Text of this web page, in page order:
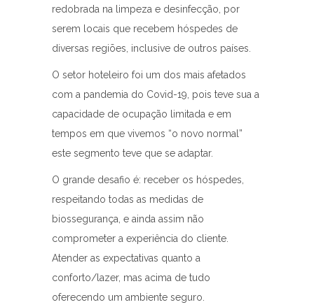
redobrada na limpeza e desinfecção, por
serem locais que recebem hóspedes de
diversas regiões, inclusive de outros países.
O setor hoteleiro foi um dos mais afetados
com a pandemia do Covid-19, pois teve sua a
capacidade de ocupação limitada e em
tempos em que vivemos “o novo normal”
este segmento teve que se adaptar.
O grande desafio é: receber os hóspedes,
respeitando todas as medidas de
biossegurança, e ainda assim não
comprometer a experiência do cliente.
Atender as expectativas quanto a
conforto/lazer, mas acima de tudo
oferecendo um ambiente seguro.